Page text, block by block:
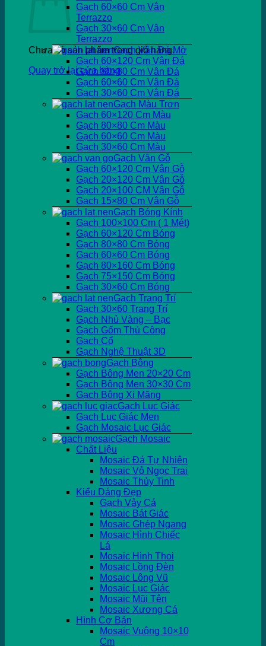
Chưa có sản phẩm trong giỏ hàng.
Quay trở lại cửa hàng
Gạch 60×60 Cm Vân
Terrazzo
Gạch 30×60 Cm Vân
Terrazzo
Gạch Vân Đá Mờ
Gạch 60×120 Cm Vân Đá
Gạch 80×80 Cm Vân Đá
Gạch 60×60 Cm Vân Đá
Gạch 30×60 Cm Vân Đá
Gạch Màu Trơn
Gạch 60×120 Cm Màu
Gạch 80×80 Cm Màu
Gạch 60×60 Cm Màu
Gạch 30×60 Cm Màu
Gạch Vân Gỗ
Gạch 60×120 Cm Vân Gỗ
Gạch 20×120 Cm Vân Gỗ
Gạch 20×100 CM Vân Gỗ
Gạch 15×80 Cm Vân Gỗ
Gạch Bóng Kính
Gạch 100×100 Cm ( 1 Mét)
Gạch 60×120 Cm Bóng
Gạch 80×80 Cm Bóng
Gạch 60×60 Cm Bóng
Gạch 80×160 Cm Bóng
Gạch 75×150 Cm Bóng
Gạch 30×60 Cm Bóng
Gạch Trang Trí
Gạch 30×60 Trang Trí
Gạch Nhủ Vàng – Bạc
Gạch Gốm Thủ Công
Gạch Cổ
Gạch Nghệ Thuật 3D
Gạch Bông
Gạch Bông Men 20×20 Cm
Gạch Bông Men 30×30 Cm
Gạch Bông Xi Măng
Gạch Lục Giác
Gạch Lục Giác Men
Gạch Mosaic Lục Giác
Gạch Mosaic
Chất Liệu
Mosaic Đá Tự Nhiên
Mosaic Vỏ Ngọc Trai
Mosaic Thủy Tinh
Kiểu Dáng Đẹp
Gạch Vảy Cá
Mosaic Bát Giác
Mosaic Ghép Ngang
Mosaic Hình Chiếc
Lá
Mosaic Hình Thoi
Mosaic Lồng Đèn
Mosaic Lông Vũ
Mosaic Lục Giác
Mosaic Mũi Tên
Mosaic Xương Cá
Hình Cơ Bản
Mosaic Vuông 10×10
Cm